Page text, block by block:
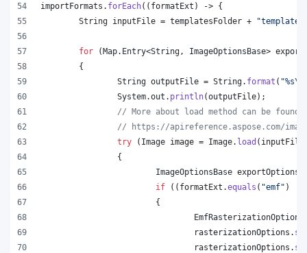
importFormats . forEach(( formatExt ) -> {
String inputFile = templatesFolder +
for (Map. Entry<String , ImageOptionsBase>
	{
String outputFile = String. format ( "%s\\
System.out . println(outputFile);
// More about load method can be found
// https://apireference.aspose.com/
try ( Image image = Image. load ( inputFile
		{
ImageOptionsBase exportOptions
if (( formatExt .equals ( "emf" )
			{
EmfRasterizationOptions
rasterizationOptions .
rasterizationOptions .